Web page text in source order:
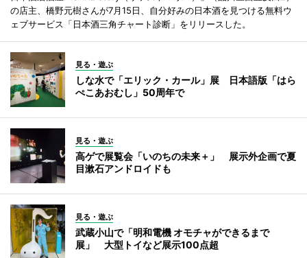
の店主、橋野元樹さんが7月15日、自分好みの日本酒を見つける無料ウ
ェブサービス「日本酒三角チャート診断」をリリースした。
見る・遊ぶ
しな水で「エリック・カール」展 日本語版「はら
ぺこあおむし」50周年で
見る・遊ぶ
高ゲで展覧会「いのちの未来＋」 展示外企画で夏
目漱石アンドロイドも
見る・遊ぶ
武蔵小山で「明和電機 オモチャができるまで
展」 大型トイなど展示100点超